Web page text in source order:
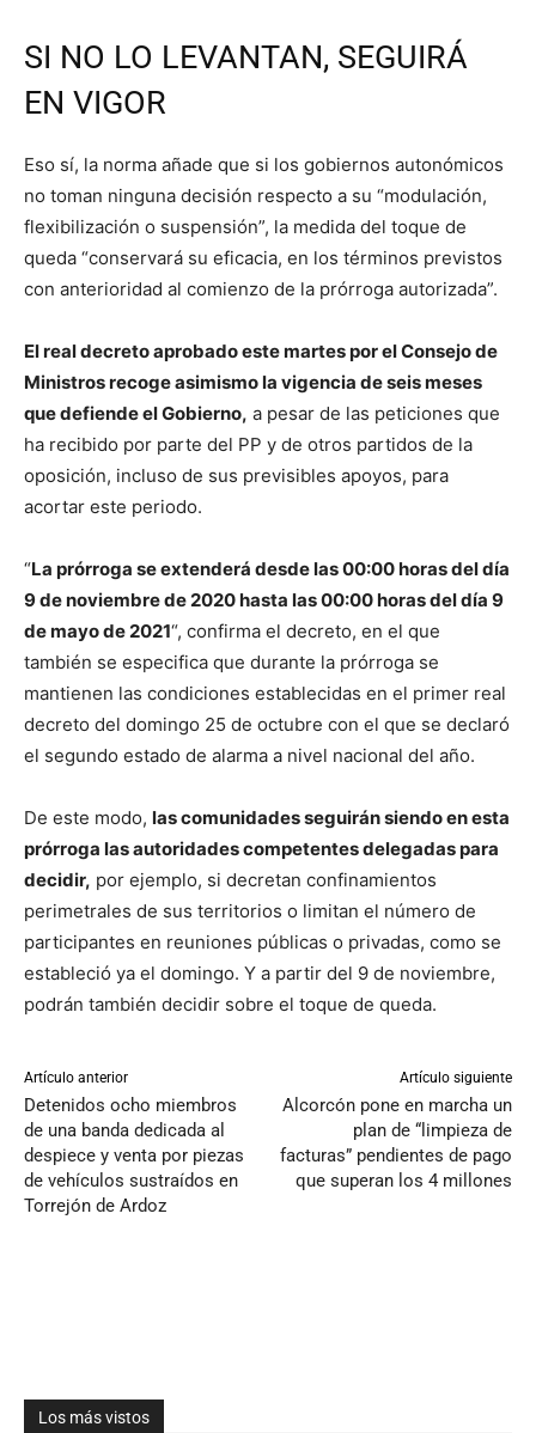
SI NO LO LEVANTAN, SEGUIRÁ
EN VIGOR
Eso sí, la norma añade que si los gobiernos autonómicos
no toman ninguna decisión respecto a su “modulación,
flexibilización o suspensión”, la medida del toque de
queda “conservará su eficacia, en los términos previstos
con anterioridad al comienzo de la prórroga autorizada”.
El real decreto aprobado este martes por el Consejo de
Ministros recoge asimismo la vigencia de seis meses
que defiende el Gobierno, a pesar de las peticiones que
ha recibido por parte del PP y de otros partidos de la
oposición, incluso de sus previsibles apoyos, para
acortar este periodo.
“La prórroga se extenderá desde las 00:00 horas del día
9 de noviembre de 2020 hasta las 00:00 horas del día 9
de mayo de 2021“, confirma el decreto, en el que
también se especifica que durante la prórroga se
mantienen las condiciones establecidas en el primer real
decreto del domingo 25 de octubre con el que se declaró
el segundo estado de alarma a nivel nacional del año.
De este modo, las comunidades seguirán siendo en esta
prórroga las autoridades competentes delegadas para
decidir, por ejemplo, si decretan confinamientos
perimetrales de sus territorios o limitan el número de
participantes en reuniones públicas o privadas, como se
estableció ya el domingo. Y a partir del 9 de noviembre,
podrán también decidir sobre el toque de queda.
Artículo anterior
Detenidos ocho miembros
de una banda dedicada al
despiece y venta por piezas
de vehículos sustraídos en
Torrejón de Ardoz
Artículo siguiente
Alcorcón pone en marcha un
plan de “limpieza de
facturas” pendientes de pago
que superan los 4 millones
Los más vistos